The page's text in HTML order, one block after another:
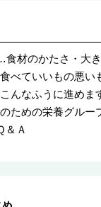
材のかたさ・大
べていいもの悪
んなふうに進め
ための栄養グル
＆Ａ